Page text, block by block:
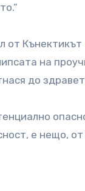
от
на
до
е нещо,